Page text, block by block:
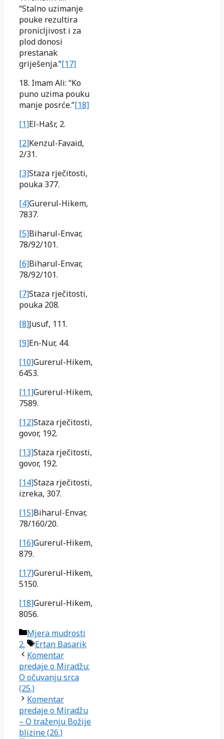
“Stalno uzimanje
pouke rezultira
pronicljivost i za
plod donosi
prestanak
griješenja.”[17]
18. Imam Ali: “Ko
puno uzima pouku
manje posrće.”[18]
[1]El-Hašr, 2.
[2]Kenzul-Favaid,
2/31.
[3]Staza rječitosti,
pouka 377.
[4]Gurerul-Hikem,
7837.
[5]Biharul-Envar,
78/92/101.
[6]Biharul-Envar,
78/92/101.
[7]Staza rječitosti,
pouka 208.
[8]Jusuf, 111.
[9]En-Nur, 44.
[10]Gurerul-Hikem,
6453.
[11]Gurerul-Hikem,
7589.
[12]Staza rječitosti,
govor, 192.
[13]Staza rječitosti,
govor, 192.
[14]Staza rječitosti,
izreka, 307.
[15]Biharul-Envar,
78/160/20.
[16]Gurerul-Hikem,
879.
[17]Gurerul-Hikem,
5150.
[18]Gurerul-Hikem,
8056.
Kategorije
Mjera mudrosti
2.
Oznake
Ertan Basarik
Komentar
predaje o Miradžu:
O očuvanju srca
(25.)
Komentar
predaje o Miradžu
– O traženju Božije
blizine (26.)